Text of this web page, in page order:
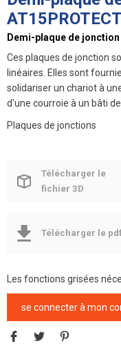
Demi-plaque de
Ces plaques de jonction
linéaires. Elles sont
solidariser un chariot à
d'une courroie à un bâti
Plaques de jonctions
Télécharger le
fichier 3D
Télécharger le
Les fonctions grisées
se connecter à mon